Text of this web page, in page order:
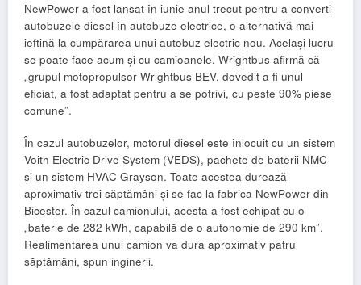
NewPower a fost lansat în iunie anul trecut pentru a converti
autobuzele diesel în autobuze electrice, o alternativă mai
ieftină la cumpărarea unui autobuz electric nou. Același lucru
se poate face acum și cu camioanele. Wrightbus afirmă că
„grupul motopropulsor Wrightbus BEV, dovedit a fi unul
eficiat, a fost adaptat pentru a se potrivi, cu peste 90% piese
comune”.
În cazul autobuzelor, motorul diesel este înlocuit cu un sistem
Voith Electric Drive System (VEDS), pachete de baterii NMC
și un sistem HVAC Grayson. Toate acestea durează
aproximativ trei săptămâni și se fac la fabrica NewPower din
Bicester. În cazul camionului, acesta a fost echipat cu o
„baterie de 282 kWh, capabilă de o autonomie de 290 km”.
Realimentarea unui camion va dura aproximativ patru
săptămâni, spun inginerii.